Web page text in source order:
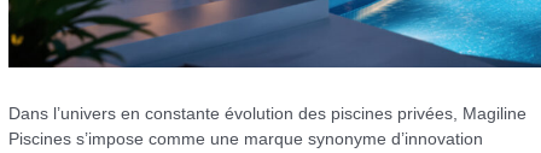
Dans l’univers en constante évolution des piscines privées, Magiline
Piscines s’impose comme une marque synonyme d’innovation